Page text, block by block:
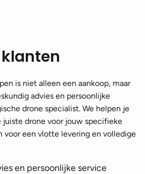
is niet alleen een aankoop, maar
advies en persoonlijke
drone specialist. We helpen je
juiste drone voor jouw specifieke
voor een vlotte levering en volledige
en persoonlijke service